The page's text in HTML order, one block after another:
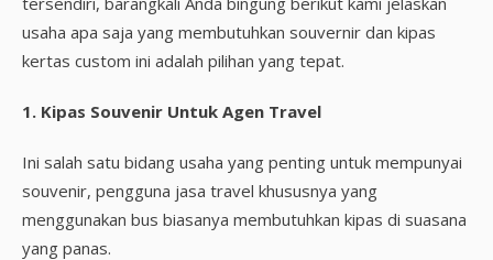
usaha apa saja yang membutuhkan souvernir dan kipas
kertas custom ini adalah pilihan yang tepat.
1. Kipas Souvenir Untuk Agen Travel
Ini salah satu bidang usaha yang penting untuk mempunyai
souvenir, pengguna jasa travel khususnya yang
menggunakan bus biasanya membutuhkan kipas di suasana
yang panas.